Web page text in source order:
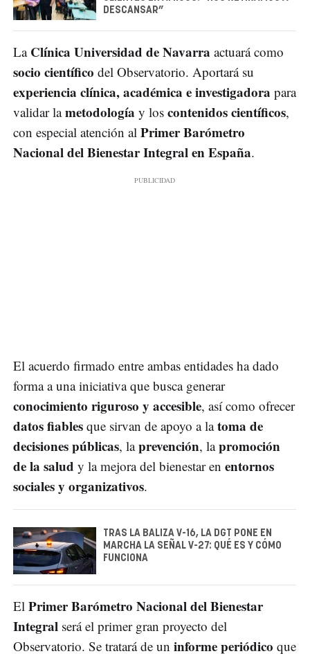
DESCANSAR”
La Clínica Universidad de Navarra actuará como
socio científico del Observatorio. Aportará su
experiencia clínica, académica e investigadora para
validar lametodología y los contenidos científicos,
con especial atención al Primer Barómetro
Nacional del Bienestar Integral en España.
El acuerdo firmado entre ambas entidades ha dado
forma a una iniciativa que busca generar
conocimiento riguroso y accesible, así como ofrecer
datos fiables que sirvan de apoyo a latoma de
decisiones públicas, laprevención, lapromoción
de la salud y la mejora del bienestar en entornos
sociales y organizativos.
TRAS LA BALIZA V-16, LA DGT PONE EN
MARCHA LA SEÑAL V-27: QUÉ ES Y CÓMO
FUNCIONA
El Primer Barómetro Nacional del Bienestar
Integral será el primer gran proyecto del
Observatorio. Se tratará de un informe periódico que